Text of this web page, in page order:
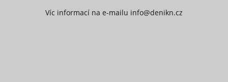
Víc informací na e-mailu info@denikn.cz